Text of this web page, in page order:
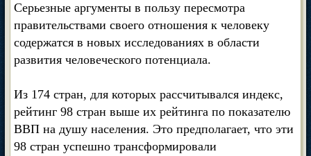
Серьезные аргументы в пользу пересмотра
правительствами своего отношения к человеку
содержатся в новых исследованиях в области
развития человеческого потенциала.
Из 174 стран, для которых рассчитывался индекс,
рейтинг 98 стран выше их рейтинга по показателю
ВВП на душу населения. Это предполагает, что эти
98 стран успешно трансформировали